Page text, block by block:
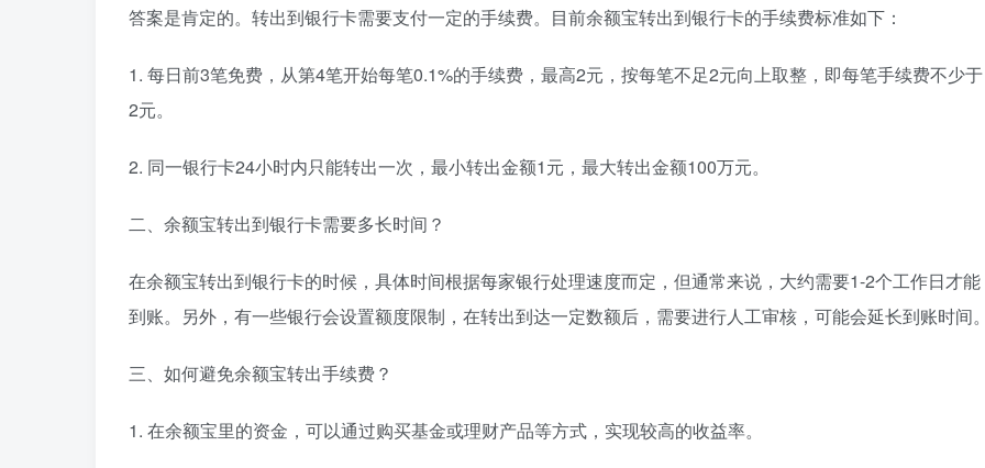
答案是肯定的。转出到银行卡需要支付一定的手续费。目前余额宝转出到银行卡的手续费标准如下：
1. 每日前3笔免费，从第4笔开始每笔0.1%的手续费，最高2元，按每笔不足2元向上取整，即每笔手续费不少于
2元。
2. 同一银行卡24小时内只能转出一次，最小转出金额1元，最大转出金额100万元。
二、余额宝转出到银行卡需要多长时间？
在余额宝转出到银行卡的时候，具体时间根据每家银行处理速度而定，但通常来说，大约需要1-2个工作日才能
到账。另外，有一些银行会设置额度限制，在转出到达一定数额后，需要进行人工审核，可能会延长到账时间。
三、如何避免余额宝转出手续费？
1. 在余额宝里的资金，可以通过购买基金或理财产品等方式，实现较高的收益率。